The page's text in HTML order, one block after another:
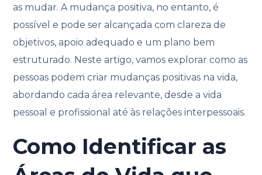
as mudar. A mudança positiva, no entanto, é
possível e pode ser alcançada com clareza de
objetivos, apoio adequado e um plano bem
estruturado. Neste artigo, vamos explorar como as
pessoas podem criar mudanças positivas na vida,
abordando cada área relevante, desde a vida
pessoal e profissional até às relações interpessoais.
Como Identificar as